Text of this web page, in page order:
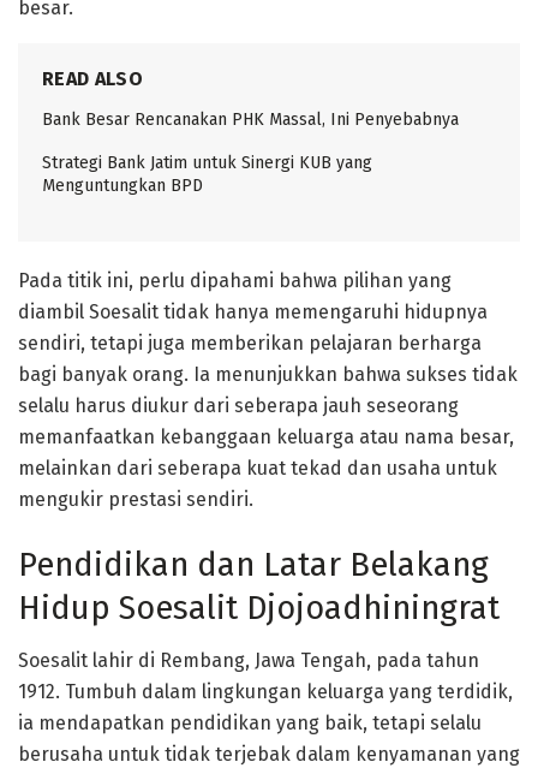
besar.
READ ALSO
Bank Besar Rencanakan PHK Massal, Ini Penyebabnya
Strategi Bank Jatim untuk Sinergi KUB yang
Menguntungkan BPD
Pada titik ini, perlu dipahami bahwa pilihan yang
diambil Soesalit tidak hanya memengaruhi hidupnya
sendiri, tetapi juga memberikan pelajaran berharga
bagi banyak orang. Ia menunjukkan bahwa sukses tidak
selalu harus diukur dari seberapa jauh seseorang
memanfaatkan kebanggaan keluarga atau nama besar,
melainkan dari seberapa kuat tekad dan usaha untuk
mengukir prestasi sendiri.
Pendidikan dan Latar Belakang
Hidup Soesalit Djojoadhiningrat
Soesalit lahir di Rembang, Jawa Tengah, pada tahun
1912. Tumbuh dalam lingkungan keluarga yang terdidik,
ia mendapatkan pendidikan yang baik, tetapi selalu
berusaha untuk tidak terjebak dalam kenyamanan yang